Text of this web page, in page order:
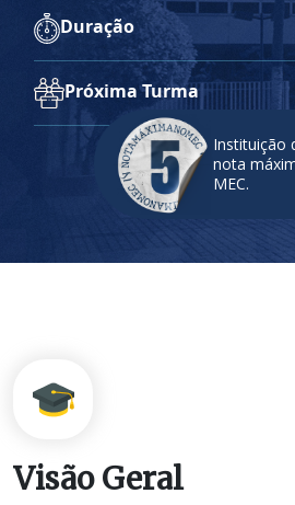
Duração
Próxima Turma
Instituição
nota
MEC.
Visão Geral